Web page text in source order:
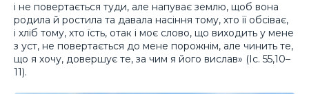
і не повертається туди, але напуває землю, щоб вона
родила й ростила та давала насіння тому, хто її обсіває,
і хліб тому, хто їсть, отак і моє слово, що виходить у мене
з уст, не повертається до мене порожнім, але чинить те,
що я хочу, довершує те, за чим я його вислав» (Іс. 55,10–
11).